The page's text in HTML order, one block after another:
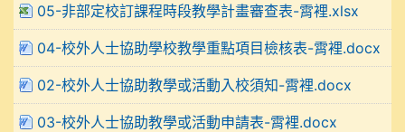
05-非部定校訂課程時段教學計畫審查表-霄裡.xlsx
04-校外人士協助學校教學重點項目檢核表-霄裡.docx
02-校外人士協助教學或活動入校須知-霄裡.docx
03-校外人士協助教學或活動申請表-霄裡.docx